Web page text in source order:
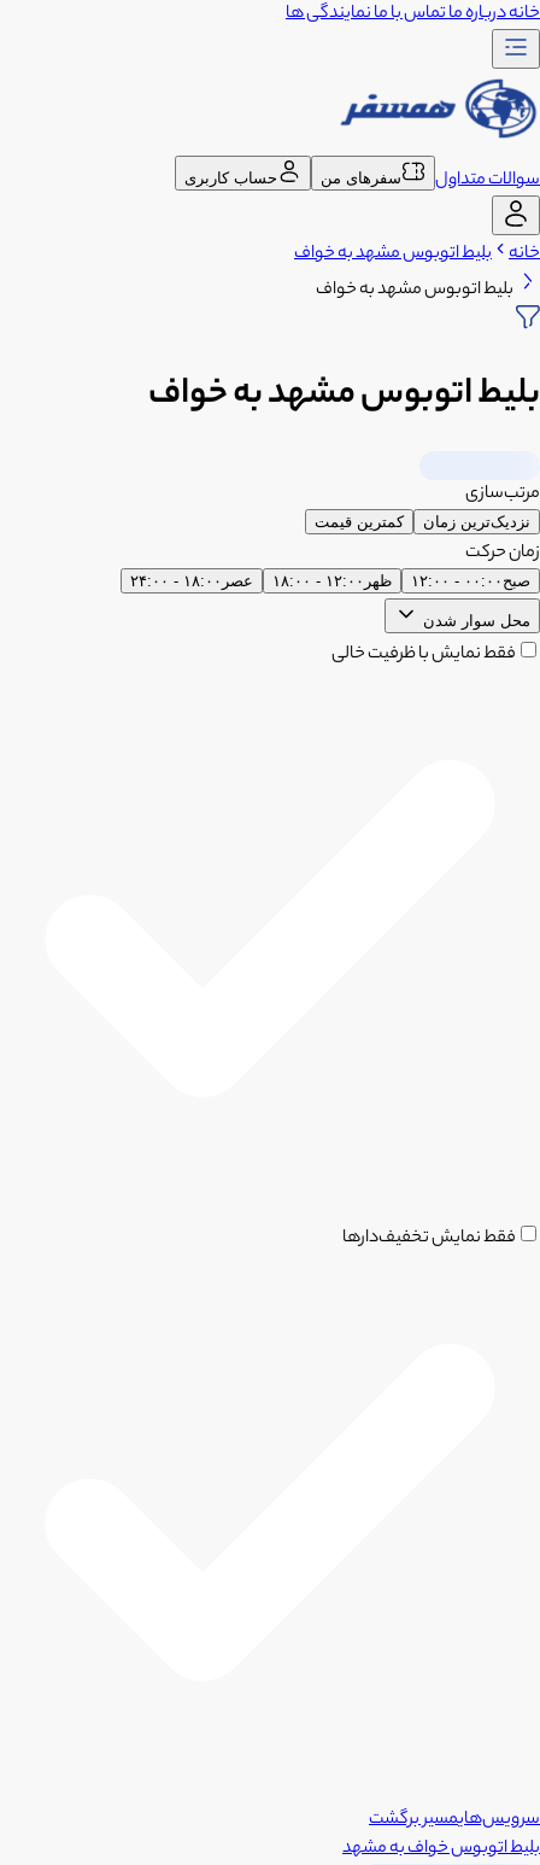
خانهدرباره ماتماس با مانمایندگی ها
سوالات متداول سفرهای من حساب کاربری
خانه بلیط اتوبوس مشهد به خواف
بلیط اتوبوس مشهد به خواف
بلیط اتوبوس مشهد به خواف
مرتب‌سازی
نزدیک‌ترین زمان کمترین قیمت
زمان حرکت
صبح ۰۰:۰۰ - ۱۲:۰۰ ظهر ۱۲:۰۰ - ۱۸:۰۰ عصر ۱۸:۰۰ - ۲۴:۰۰
محل سوار شدن
فقط نمایش با ظرفیت خالی
فقط نمایش تخفیف‌دارها
سرویس‌هایمسیر برگشت
بلیط اتوبوسخوافبهمشهد